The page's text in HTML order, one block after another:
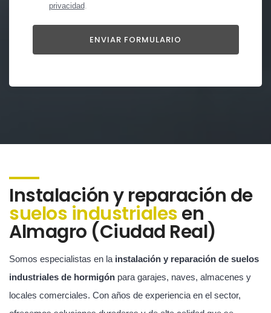
privacidad.
Instalación y reparación de
suelos industrialesen
Almagro (Ciudad Real)
Somos especialistas en la instalación y reparación de suelos
industriales de hormigón para garajes, naves, almacenes y
locales comerciales. Con años de experiencia en el sector,